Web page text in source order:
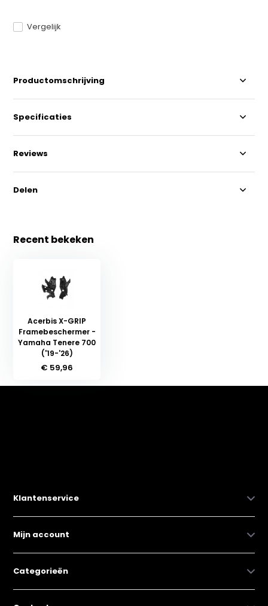
Vergelijk
Productomschrijving
Specificaties
Reviews
Delen
Recent bekeken
Acerbis X-GRIP
Framebeschermer -
Yamaha Tenere 700
('19-'26)
€ 59,96
Klantenservice
Mijn account
Categorieën